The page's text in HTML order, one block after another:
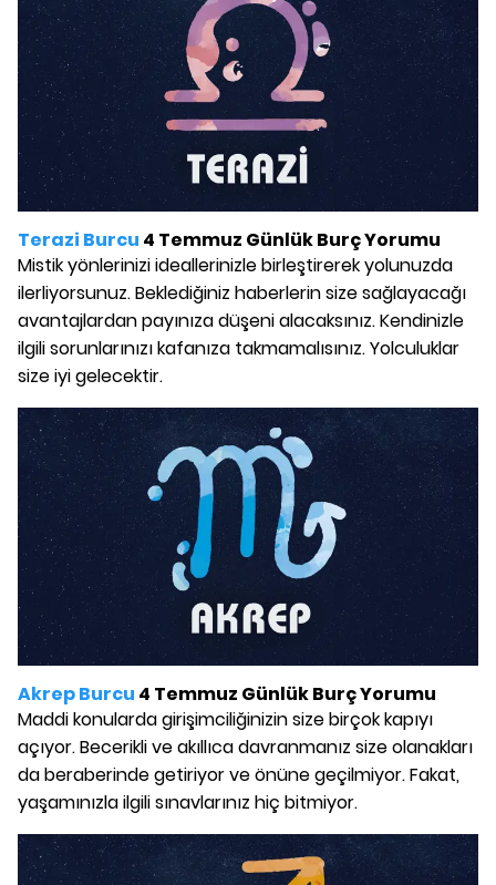
Terazi Burcu 4 Temmuz Günlük Burç Yorumu
Mistik yönlerinizi ideallerinizle birleştirerek yolunuzda
ilerliyorsunuz. Beklediğiniz haberlerin size sağlayacağı
avantajlardan payınıza düşeni alacaksınız. Kendinizle
ilgili sorunlarınızı kafanıza takmamalısınız. Yolculuklar
size iyi gelecektir.
Akrep Burcu 4 Temmuz Günlük Burç Yorumu
Maddi konularda girişimciliğinizin size birçok kapıyı
açıyor. Becerikli ve akıllıca davranmanız size olanakları
da beraberinde getiriyor ve önüne geçilmiyor. Fakat,
yaşamınızla ilgili sınavlarınız hiç bitmiyor.